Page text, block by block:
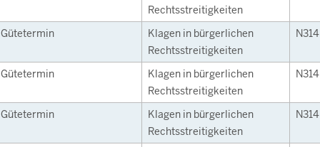
Rechtsstreitigkeiten
Gütetermin
Klagen in bürgerlichen
Rechtsstreitigkeiten
N314
Gütetermin
Klagen in bürgerlichen
Rechtsstreitigkeiten
N314
Gütetermin
Klagen in bürgerlichen
Rechtsstreitigkeiten
N314